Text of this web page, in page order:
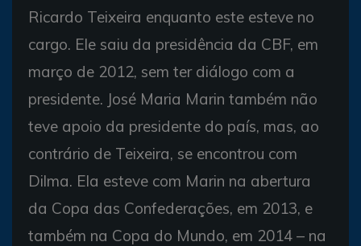
Ricardo Teixeira enquanto este esteve no
cargo. Ele saiu da presidência da CBF, em
março de 2012, sem ter diálogo com a
presidente. José Maria Marin também não
teve apoio da presidente do país, mas, ao
contrário de Teixeira, se encontrou com
Dilma. Ela esteve com Marin na abertura
da Copa das Confederações, em 2013, e
também na Copa do Mundo, em 2014 – na